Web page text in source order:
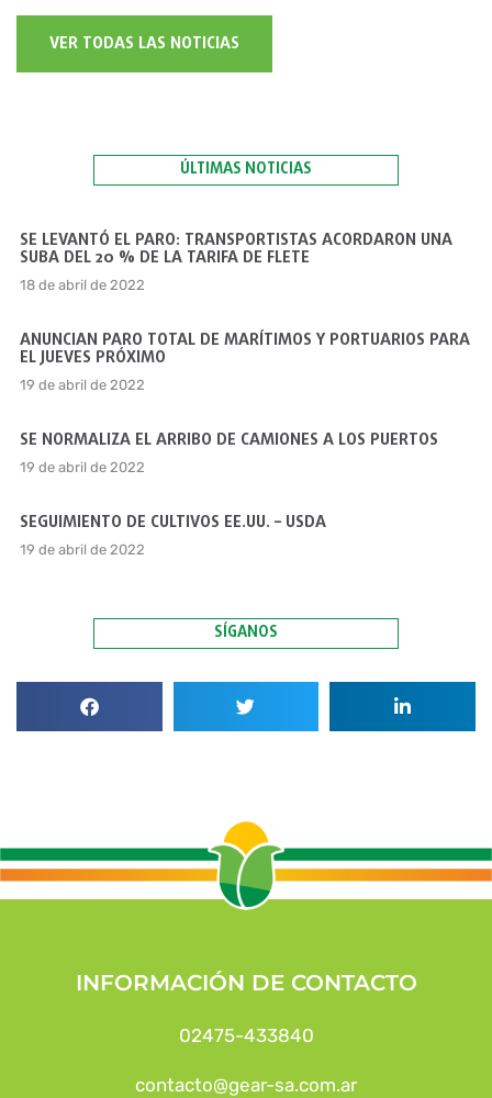
VER TODAS LAS NOTICIAS
ÚLTIMAS NOTICIAS
SE LEVANTÓ EL PARO: TRANSPORTISTAS ACORDARON UNA
SUBA DEL 20 % DE LA TARIFA DE FLETE
18 de abril de 2022
ANUNCIAN PARO TOTAL DE MARÍTIMOS Y PORTUARIOS PARA
EL JUEVES PRÓXIMO
19 de abril de 2022
SE NORMALIZA EL ARRIBO DE CAMIONES A LOS PUERTOS
19 de abril de 2022
SEGUIMIENTO DE CULTIVOS EE.UU. – USDA
19 de abril de 2022
SÍGANOS
INFORMACIÓN DE CONTACTO
02475-433840
contacto@gear-sa.com.ar